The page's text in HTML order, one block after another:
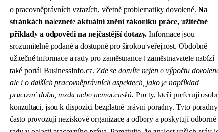
o pracovněprávních vztazích, včetně problematiky dovolené. Na
stránkách naleznete aktuální znění zákoníku práce, užitečné
příklady a odpovědi na nejčastější dotazy. Informace jsou
srozumitelně podané a dostupné pro širokou veřejnost. Obdobně
užitečné informace a rady pro zaměstnance i zaměstnavatele nabízí
také portál BusinessInfo.cz. Zde se dozvíte nejen o výpočtu
ale i o dalších pracovněprávních aspektech, jako je například
pracovní doba, mzda nebo nemocenská. Pro ty, kteří preferují
konzultaci, jsou k dispozici bezplatné právní poradny. Tyto poradny
často provozují neziskové organizace a odbory a poskytují odborné